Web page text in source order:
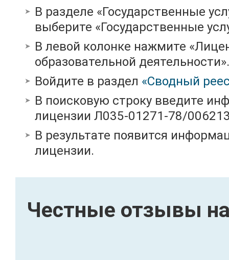
В разделе «Государственные
выберите «Государственные
В левой колонке нажмите
образовательной деятельности».
Войдите в раздел «Сводный
В поисковую строку введите
лицензии Л035-01271-78/
В результате появится
лицензии.
Честные отзывы